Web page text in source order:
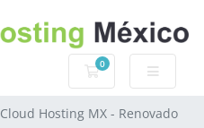
0
Carro de Pedidos
Cloud Hosting MX - Renovado